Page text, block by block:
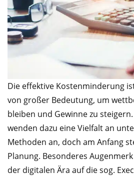
Die effektive Kostenminderung
von großer Bedeutung, um
bleiben und Gewinne zu
wenden dazu eine Vielfalt an
Methoden an, doch am Anfang
Planung. Besonderes
der digitalen Ära auf die sog.